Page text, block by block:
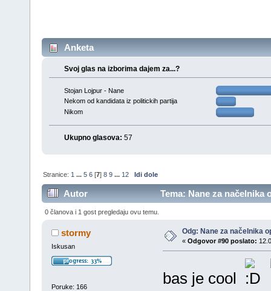
Anketa
Svoj glas na izborima dajem za...?
Stojan Lojpur - Nane
Nekom od kandidata iz politickih partija
Nikom
Ukupno glasova: 57
Stranice: 1 ...5 6 [7]8 9 ... 12 Idi dole
Autor Tema: Nane za
0 članova i 1 gost pregledaju ovu temu.
stormy
Iskusan
Poruke: 166
Odg: Nane za načelnika
« Odgovor #90 poslato:
bas je cool